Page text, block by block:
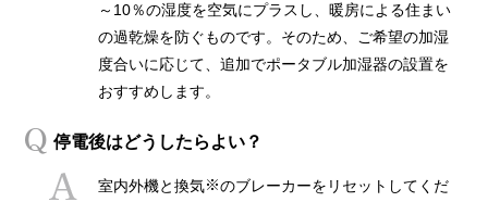
～10％の湿度を空気にプラスし、暖房による住まい
の過乾燥を防ぐものです。そのため、ご希望の加湿
度合いに応じて、追加でポータブル加湿器の設置を
おすすめします。
停電後はどうしたらよい？
室内外機と換気※のブレーカーをリセットしてくだ